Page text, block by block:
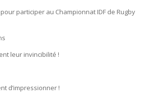
participer au Championnat IDF de Rugby
leur invincibilité !
d’impressionner !